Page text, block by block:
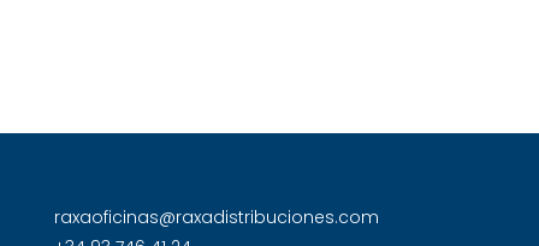
raxaoficinas@raxadistribuciones.com